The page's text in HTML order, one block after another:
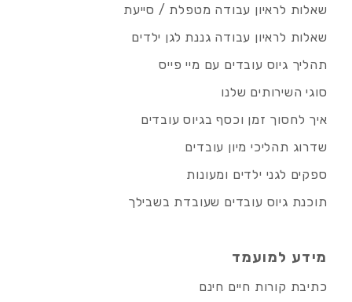
שאלות לראיון עבודה מטפלת / סייעת
שאלות לראיון עבודה גננת לגן ילדים
תהליך גיוס עובדים עם מיי פייס
סוגי השירותים שלנו
איך לחסוך זמן וכסף בגיוס עובדים
שדרוג תהליכי מיון עובדים
ספקים לגני ילדים ומעונות
תוכנת גיוס עובדים שעובדת בשבילך
מידע למועמד
כתיבת קורות חיים חינם